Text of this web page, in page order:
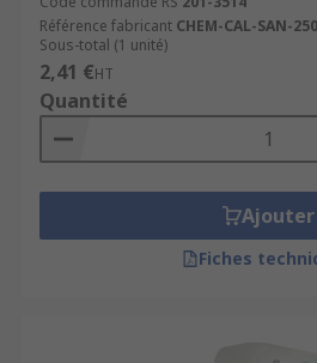
désinfectant pour les mains
à 60 % minimum.
Types de distributeurs
Tube de désinfectant.
Bouteille.
Sachet.
Référence fabricant CHEM-CAL-SAN-
Sous-total (1 unité)
2,41 €HT
Quantité
Ajouter
Fiches